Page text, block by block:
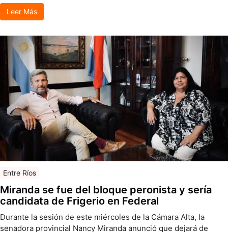
Leer Más
Entre Ríos
Miranda se fue del bloque peronista y sería
candidata de Frigerio en Federal
Durante la sesión de este miércoles de la Cámara Alta, la
senadora provincial Nancy Miranda anunció que dejará de